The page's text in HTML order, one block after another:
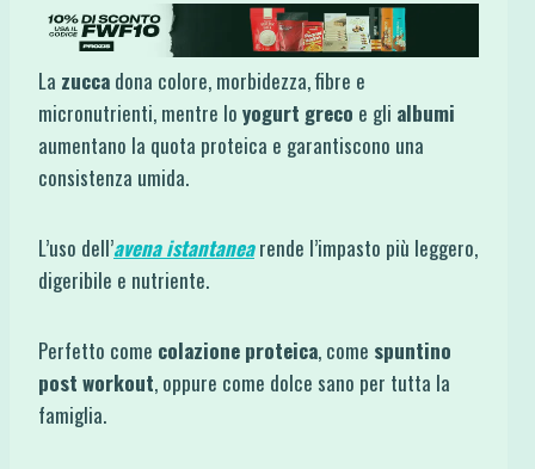
La zucca dona colore, morbidezza, fibre e
micronutrienti, mentre lo yogurt greco e gli albumi
aumentano la quota proteica e garantiscono una
consistenza umida.
L’uso dell’avena istantanearende l’impasto più leggero,
digeribile e nutriente.
Perfetto come colazione proteica, come spuntino
post workout, oppure come dolce sano per tutta la
famiglia.